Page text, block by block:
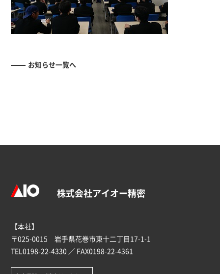
お知らせ一覧へ
株式会社アイオー精密
【本社】
〒025-0015 岩手県花巻市東十二丁目17-1-1
TEL0198-22-4330 ／ FAX0198-22-4361